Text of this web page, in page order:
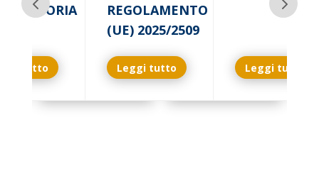
tutto
REGOLAMENTO
(UE) 2025/2509
Leggi tutto Leggi tutto